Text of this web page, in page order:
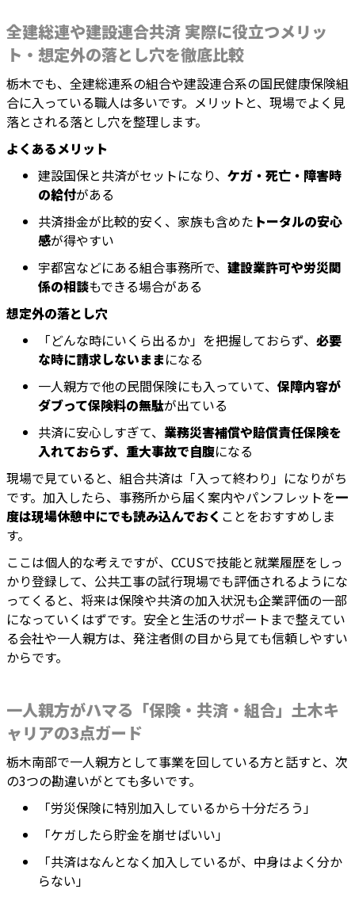
全建総連や建設連合共済 実際に役立つメリッ
ト・想定外の落とし穴を徹底比較
栃木でも、全建総連系の組合や建設連合系の国民健康保険組
合に入っている職人は多いです。メリットと、現場でよく見
落とされる落とし穴を整理します。
よくあるメリット
建設国保と共済がセットになり、 ケガ・死亡・障害時
の給付がある
共済掛金が比較的安く、家族も含めた トータルの安心
感が得やすい
宇都宮などにある組合事務所で、 建設業許可や労災関
係の相談もできる場合がある
想定外の落とし穴
「どんな時にいくら出るか」を把握しておらず、 必要
な時に請求しないままになる
一人親方で他の民間保険にも入っていて、 保障内容が
ダブって保険料の無駄が出ている
共済に安心しすぎて、 業務災害補償や賠償責任保険を
入れておらず、重大事故で自腹になる
現場で見ていると、組合共済は「入って終わり」になりがち
です。加入したら、事務所から届く案内やパンフレットを一
度は現場休憩中にでも読み込んでおく ことをおすすめしま
す。
ここは個人的な考えですが、CCUSで技能と就業履歴をしっ
かり登録して、公共工事の試行現場でも評価されるようにな
ってくると、将来は保険や共済の加入状況も企業評価の一部
になっていくはずです。安全と生活のサポートまで整えてい
る会社や一人親方は、発注者側の目から見ても信頼しやすい
からです。
一人親方がハマる「保険・共済・組合」土木キ
ャリアの3点ガード
栃木南部で一人親方として事業を回している方と話すと、次
の3つの勘違いがとても多いです。
「労災保険に特別加入しているから十分だろう」
「ケガしたら貯金を崩せばいい」
「共済はなんとなく加入しているが、中身はよく分か
らない」